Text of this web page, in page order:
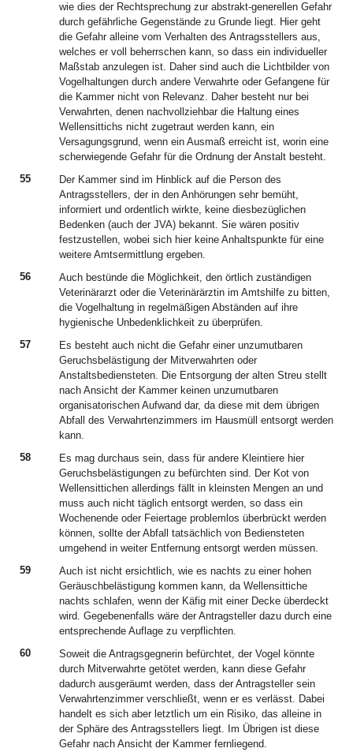
wie dies der Rechtsprechung zur abstrakt-generellen Gefahr
durch gefährliche Gegenstände zu Grunde liegt. Hier geht
die Gefahr alleine vom Verhalten des Antragsstellers aus,
welches er voll beherrschen kann, so dass ein individueller
Maßstab anzulegen ist. Daher sind auch die Lichtbilder von
Vogelhaltungen durch andere Verwahrte oder Gefangene für
die Kammer nicht von Relevanz. Daher besteht nur bei
Verwahrten, denen nachvollziehbar die Haltung eines
Wellensittichs nicht zugetraut werden kann, ein
Versagungsgrund, wenn ein Ausmaß erreicht ist, worin eine
scherwiegende Gefahr für die Ordnung der Anstalt besteht.
55
Der Kammer sind im Hinblick auf die Person des
Antragsstellers, der in den Anhörungen sehr bemüht,
informiert und ordentlich wirkte, keine diesbezüglichen
Bedenken (auch der JVA) bekannt. Sie wären positiv
festzustellen, wobei sich hier keine Anhaltspunkte für eine
weitere Amtsermittlung ergeben.
56
Auch bestünde die Möglichkeit, den örtlich zuständigen
Veterinärarzt oder die Veterinärärztin im Amtshilfe zu bitten,
die Vogelhaltung in regelmäßigen Abständen auf ihre
hygienische Unbedenklichkeit zu überprüfen.
57
Es besteht auch nicht die Gefahr einer unzumutbaren
Geruchsbelästigung der Mitverwahrten oder
Anstaltsbediensteten. Die Entsorgung der alten Streu stellt
nach Ansicht der Kammer keinen unzumutbaren
organisatorischen Aufwand dar, da diese mit dem übrigen
Abfall des Verwahrtenzimmers im Hausmüll entsorgt werden
kann.
58
Es mag durchaus sein, dass für andere Kleintiere hier
Geruchsbelästigungen zu befürchten sind. Der Kot von
Wellensittichen allerdings fällt in kleinsten Mengen an und
muss auch nicht täglich entsorgt werden, so dass ein
Wochenende oder Feiertage problemlos überbrückt werden
können, sollte der Abfall tatsächlich von Bediensteten
umgehend in weiter Entfernung entsorgt werden müssen.
59
Auch ist nicht ersichtlich, wie es nachts zu einer hohen
Geräuschbelästigung kommen kann, da Wellensittiche
nachts schlafen, wenn der Käfig mit einer Decke überdeckt
wird. Gegebenenfalls wäre der Antragsteller dazu durch eine
entsprechende Auflage zu verpflichten.
60
Soweit die Antragsgegnerin befürchtet, der Vogel könnte
durch Mitverwahrte getötet werden, kann diese Gefahr
dadurch ausgeräumt werden, dass der Antragsteller sein
Verwahrtenzimmer verschließt, wenn er es verlässt. Dabei
handelt es sich aber letztlich um ein Risiko, das alleine in
der Sphäre des Antragsstellers liegt. Im Übrigen ist diese
Gefahr nach Ansicht der Kammer fernliegend.